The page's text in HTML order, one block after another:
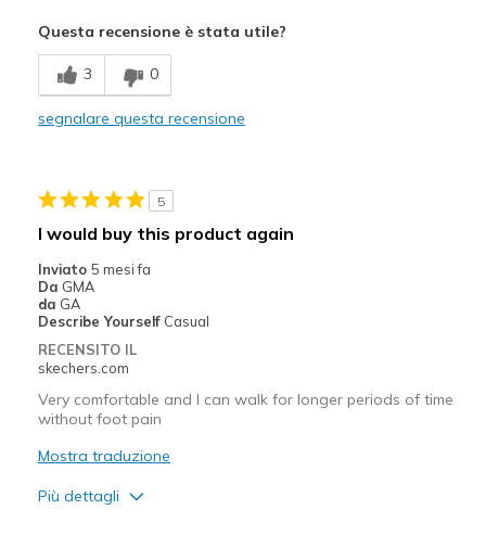
Comfortable
Travel
Sizing
Questa recensione è stata utile?
3 0
segnalare questa recensione
5
I would buy this product again
Inviato 5 mesi fa
Da GMA
da GA
Describe Yourself Casual
RECENSITO IL
skechers.com
Very comfortable and I can walk for longer periods of time
without foot pain
Mostra traduzione
Più dettagli